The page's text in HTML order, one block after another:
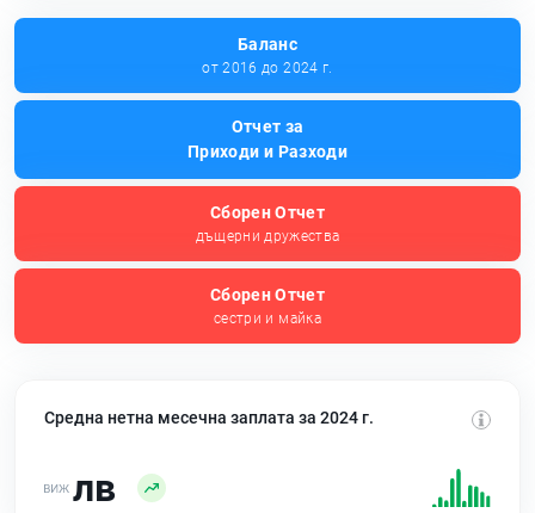
Баланс
от 2016 до 2024 г.
Отчет за
Приходи и Разходи
Сборен Отчет
дъщерни дружества
Сборен Отчет
сестри и майка
Средна нетна месечна заплата за 2024 г.
лв